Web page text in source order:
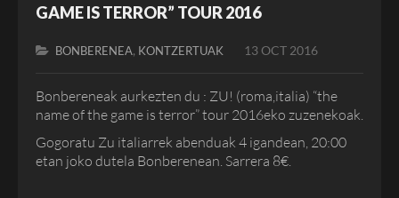
GAME IS TERROR” TOUR 2016
BONBERENEA, KONTZERTUAK 13 OCT 2016
Bonbereneak aurkezten du : ZU! (roma,italia) “the
name of the game is terror” tour 2016eko zuzenekoak.
Gogoratu Zu italiarrek abenduak 4 igandean, 20:00
etan joko dutela Bonberenean. Sarrera 8€.